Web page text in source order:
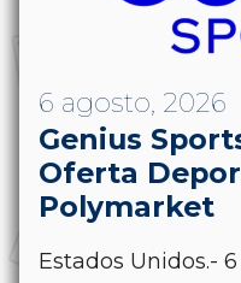
6 agosto, 2026
Genius
Oferta
Polymarket
Estados Unidos.-